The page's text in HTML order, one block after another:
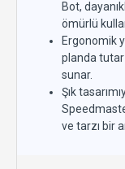
Bot,
ömürlü
Ergonomik
planda tutar
sunar.
Şık
ve tarzı bir